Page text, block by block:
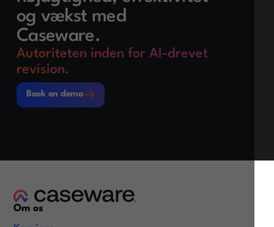
og vækst med
Caseware.
Autoriteten inden for AI-drevet
revision.
Book en demo
Book en demo
Om os